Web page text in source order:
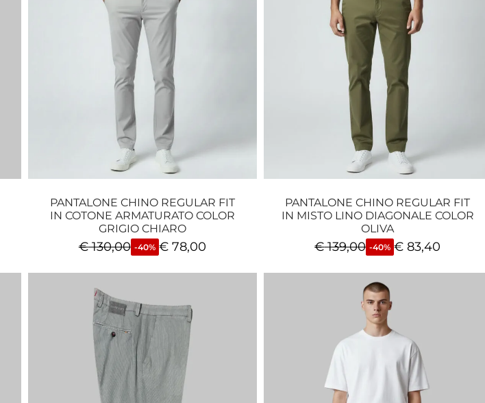
PANTALONE CHINO REGULAR FIT
IN COTONE ARMATURATO COLOR
GRIGIO CHIARO
€130,00 -40% €78,00
PANTALONE CHINO REGULAR FIT
IN MISTO LINO DIAGONALE COLOR
OLIVA
€139,00 -40% € 83,40